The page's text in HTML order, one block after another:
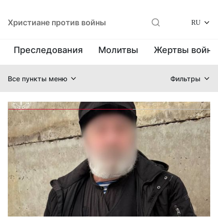
Христиане против войны RU
Преследования Молитвы Жертвы
Все пункты меню Фильтры